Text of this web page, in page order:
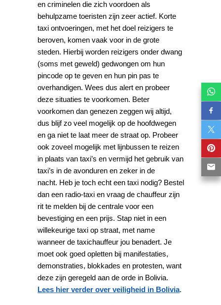
en criminelen die zich voordoen als
behulpzame toeristen zijn zeer actief. Korte
taxi ontvoeringen, met het doel reizigers te
beroven, komen vaak voor in de grote
steden. Hierbij worden reizigers onder dwang
(soms met geweld) gedwongen om hun
pincode op te geven en hun pin pas te
overhandigen. Wees dus alert en probeer
deze situaties te voorkomen. Beter
voorkomen dan genezen zeggen wij altijd,
dus blijf zo veel mogelijk op de hoofdwegen
en ga niet te laat meer de straat op. Probeer
ook zoveel mogelijk met lijnbussen te reizen
in plaats van taxi’s en vermijd het gebruik van
taxi’s in de avonduren en zeker in de
nacht. Heb je toch echt een taxi nodig? Bestel
dan een radio-taxi en vraag de chauffeur zijn
rit te melden bij de centrale voor een
bevestiging en een prijs. Stap niet in een
willekeurige taxi op straat, met name
wanneer de taxichauffeur jou benadert. Je
moet ook goed opletten bij manifestaties,
demonstraties, blokkades en protesten, want
deze zijn geregeld aan de orde in Bolivia.
Lees hier verder over veiligheid in Bolivia.